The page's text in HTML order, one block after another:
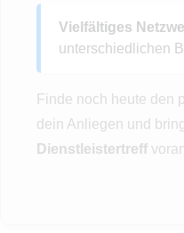
Vielfältiges
unterschiedlichen
Finde noch heute den
dein Anliegen und
Dienstleistertreff